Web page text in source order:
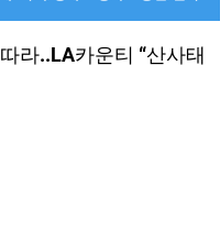
라..LA카운티 “산사태